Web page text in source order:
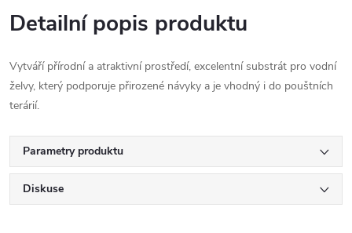
Detailní popis produktu
Vytváří přírodní a atraktivní prostředí, excelentní substrát pro vodní
želvy, který podporuje přirozené návyky a je vhodný i do pouštních
terárií.
Parametry produktu
Diskuse